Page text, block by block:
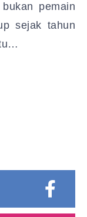
pemain
sejak tahun